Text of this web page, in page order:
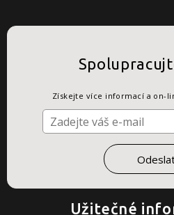
Užitečné
Získejte více informací a on-